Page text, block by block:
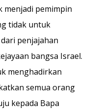
menjadi pemimpin
tidak untuk
penjajahan
bangsa Israel.
menghadirkan
semua orang
kepada Bapa